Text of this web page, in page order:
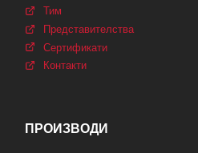
Тим
Представителства
Сертификати
Контакти
ПРОИЗВОДИ